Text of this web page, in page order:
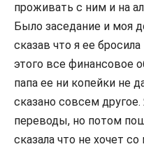
проживать с ним и на
Было заседание и моя
сказав что я ее
этого все финансовое
папа ее ни копейки не
сказано совсем
переводы, но потом
сказала что не хочет